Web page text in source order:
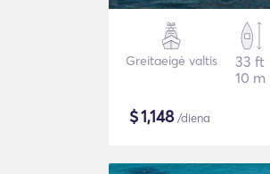
Greitaeigė valtis
33 ft
10 m
$1,148/diena